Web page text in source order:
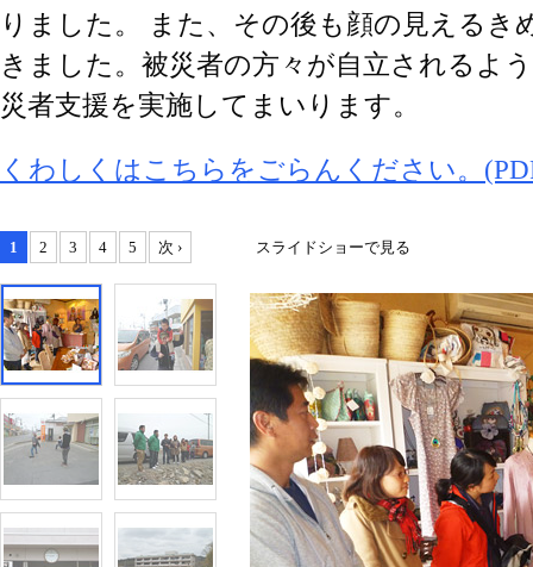
りました。 また、その後も顔の見えるき
きました。被災者の方々が自立されるよ
災者支援を実施してまいります。
くわしくはこちらをごらんください。
スライドショーで見る
1 2 3 4 5 次 ›